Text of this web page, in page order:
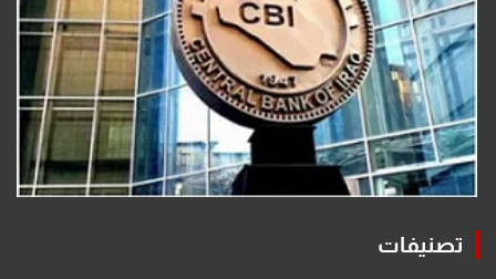
تصنيفات